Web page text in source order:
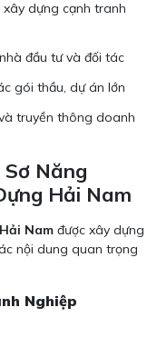
dựng cạnh tranh
đầu tư và đối tác
gói thầu, dự án lớn
truyền thông doanh
Năng
Hải Nam
Nam được xây dựng
nội dung quan trọng
Nghiệp